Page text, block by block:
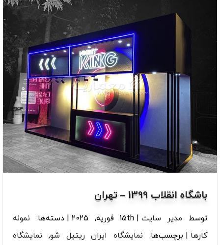
باشگاه انقلاب 1399 – تهران
توسط مدیر سایت 15th فوریه, 2025 دسته‌ها: نمونه
کارها
برچسب‌ها: نمایشگاه ایران ریتیل شو, نمایشگاه